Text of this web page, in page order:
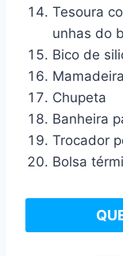
Tesoura
unhas do
Bico de
Mamadeira
Chupeta
Banheira
Trocador
Bolsa